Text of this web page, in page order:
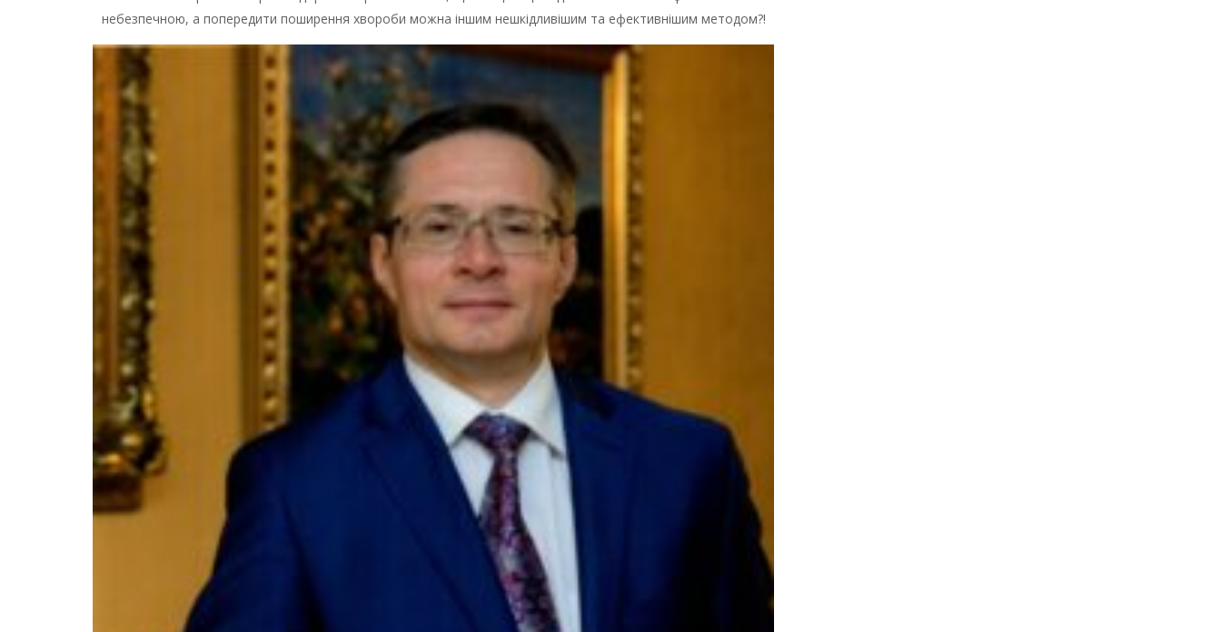
небезпечною, а попередити поширення хвороби можна іншим нешкідливішим та ефективнішим методом?!